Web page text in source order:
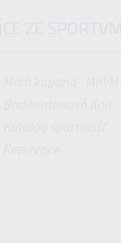
VÍCE ZE